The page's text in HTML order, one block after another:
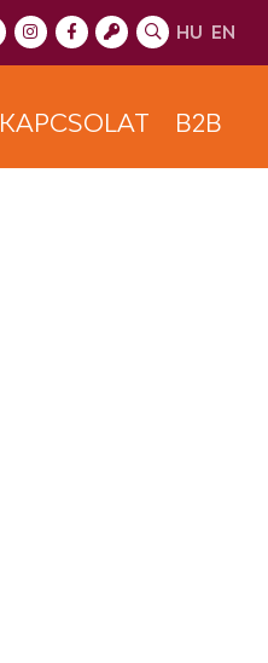
HU EN
KAPCSOLAT B2B